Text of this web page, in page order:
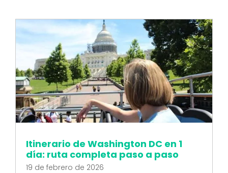
Itinerario de Washington DC en 1
día: ruta completa paso a paso
19 de febrero de 2026